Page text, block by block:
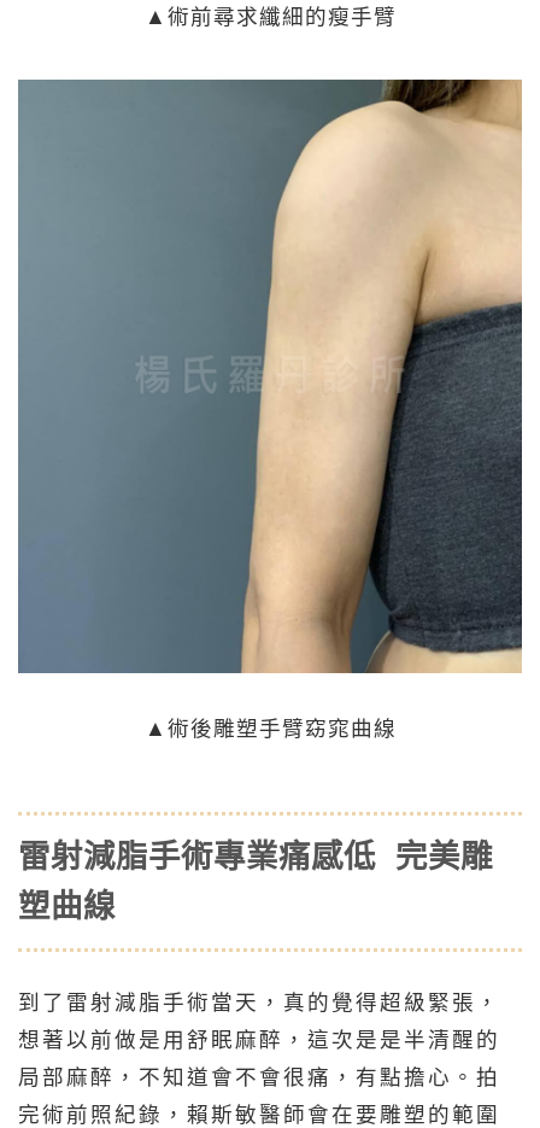
▲術前尋求纖細的瘦手臂
▲術後雕塑手臂窈窕曲線
雷射減脂手術專業痛感低 完美雕
塑曲線
到了雷射減脂手術當天，真的覺得超級緊張，
想著以前做是用舒眠麻醉，這次是是半清醒的
局部麻醉，不知道會不會很痛，有點擔心。拍
完術前照紀錄，賴斯敏醫師會在要雕塑的範圍